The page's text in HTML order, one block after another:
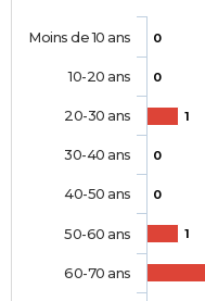
0
0
1
0
0
1
Moins de 10 ans
10-20 ans
20-30 ans
30-40 ans
40-50 ans
50-60 ans
60-70 ans